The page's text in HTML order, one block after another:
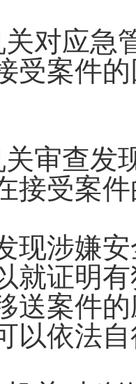
对应急
受案件
审查发
接受案
现涉嫌
就证明
送案件
以依法